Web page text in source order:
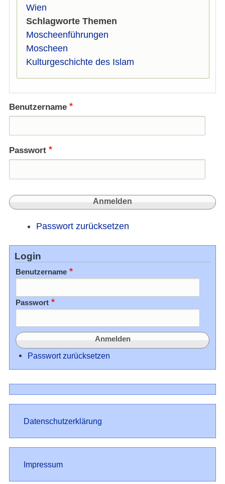
Wien
Schlagworte Themen
Moscheenführungen
Moscheen
Kulturgeschichte des Islam
Benutzername
Passwort
Passwort zurücksetzen
Login
Benutzername
Passwort
Passwort zurücksetzen
Datenschutz
Datenschutzerklärung
Impressum
Impressum